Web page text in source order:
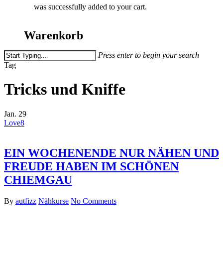
was successfully added to your cart.
Warenkorb
Press enter to begin your search
Close
Tag
Tricks und Kniffe
Jan. 29
Love8
EIN WOCHENENDE NUR NÄHEN UND
FREUDE HABEN IM SCHÖNEN
CHIEMGAU
By autfizz Nähkurse No Comments